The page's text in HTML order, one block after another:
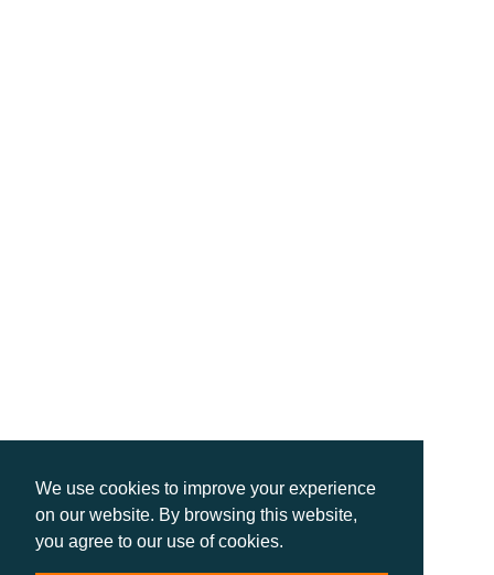
We use cookies to improve your experience
on our website. By browsing this website,
you agree to our use of cookies.